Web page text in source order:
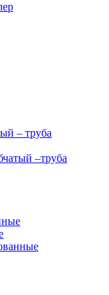
– труба
–труба